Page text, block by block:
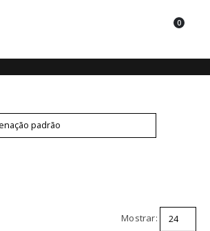
0
Mostrar: